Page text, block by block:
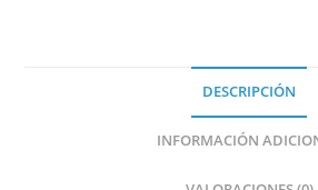
DESCRIPCIÓN
INFORMACIÓN